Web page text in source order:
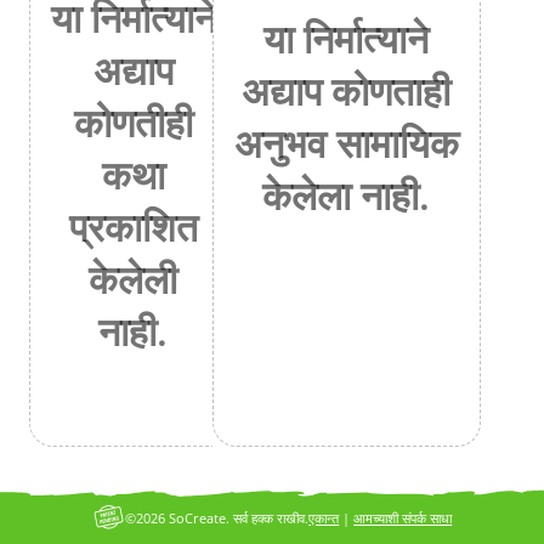
या निर्मात्याने
अद्याप
कोणतीही
कथा
प्रकाशित
केलेली
नाही.
या निर्मात्याने
अद्याप कोणताही
अनुभव सामायिक
केलेला नाही.
एकान्त|आमच्याशी संपर्क साधा
©2026 SoCreate. सर्व हक्क राखीव.